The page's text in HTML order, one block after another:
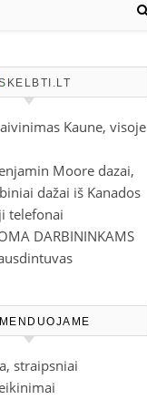
Kaune, visoje
Moore dazai,
dažai iš Kanados
telefonai
DARBININKAMS
straipsniai